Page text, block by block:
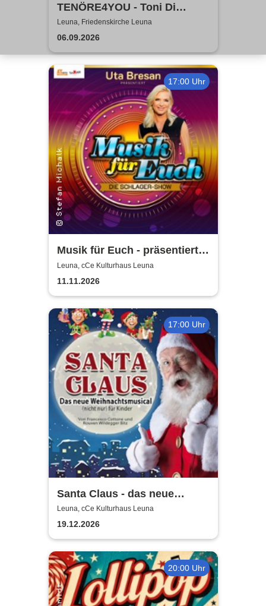
TENÖRE4YOU - Toni Di
Napoli & Pietro Pato
Leuna, Friedenskirche Leuna
06.09.2026
17:00 Uhr
Musik für Euch - präsentiert
von Uta Bresan
Leuna, cCe Kulturhaus Leuna
11.11.2026
17:00 Uhr
Santa Claus - das neue
Weihnachtsmusical (nicht
nur) für Kinder
Leuna, cCe Kulturhaus Leuna
19.12.2026
20:00 Uhr